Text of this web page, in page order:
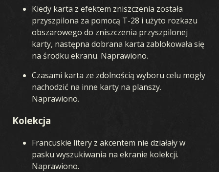
Kiedy karta z efektem zniszczenia została
przyszpilona za pomocą T-28 i użyto rozkazu
obszarowego do zniszczenia przyszpilonej
karty, następna dobrana karta zablokowała się
na środku ekranu. Naprawiono.
Czasami karta ze zdolnością wyboru celu mogły
nachodzić na inne karty na planszy.
Naprawiono.
Kolekcja
Francuskie litery z akcentem nie działały w
pasku wyszukiwania na ekranie kolekcji.
Naprawiono.